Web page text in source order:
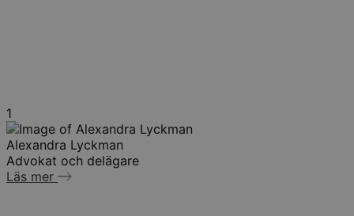
1
Alexandra Lyckman
Advokat och delägare
Läs mer